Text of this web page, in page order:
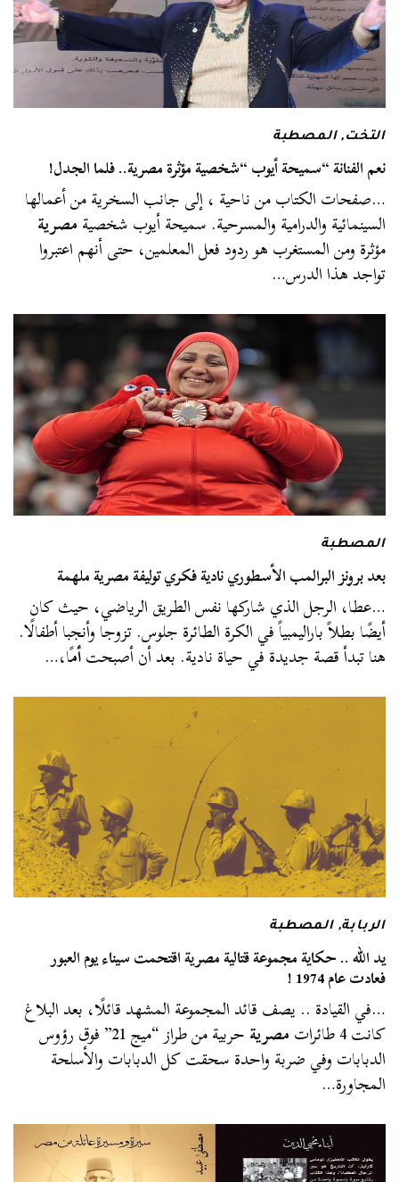
التخت,المصطبة
نعم الفنانة “سميحة أيوب “شخصية مؤثرة مصرية.. فلما الجدل!
…صفحات الكتاب من ناحية ، إلى جانب السخرية من أعمالها
السينمائية والدرامية والمسرحية. سميحة أيوب شخصيةمصرية
مؤثرة ومن المستغرب هو ردود فعل المعلمين، حتى أنهم اعتبروا
تواجد هذا الدرس…
المصطبة
بعد برونز البرالمب الأسطوري نادية فكري توليفة مصرية ملهمة
…عطا، الرجل الذي شاركها نفس الطريق الرياضي، حيث كان
أيضًا بطلاً باراليمبياً في الكرة الطائرة جلوس. تزوجا وأنجبا أطفالًا.
هنا تبدأ قصة جديدة في حياة نادية. بعد أن أصبحتأمًا،…
الربابة,المصطبة
يد الله .. حكاية مجموعة قتالية مصرية اقتحمت سيناء يوم العبور
فعادت عام 1974 !
…في القيادة .. يصف قائد المجموعة المشهد قائلًا، بعد البلاغ
كانت 4 طائرات مصرية حربية من طراز “ميج 21” فوق رؤوس
الدبابات وفي ضربة واحدة سحقت كل الدبابات والأسلحة
المجاورة…